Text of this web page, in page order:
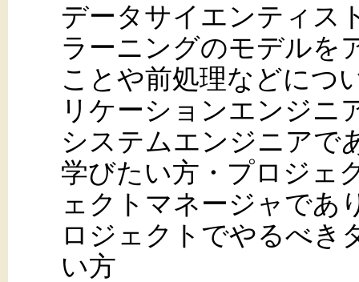
データサイエンティス
ラーニングのモデルを
ことや前処理などにつ
リケーションエンジニ
システムエンジニアで
学びたい方・プロジェ
ェクトマネージャであ
ロジェクトでやるべき
い方